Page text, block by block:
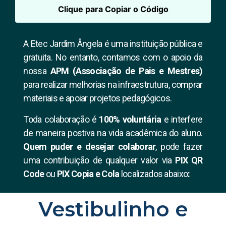
Clique para Copiar o Código
A Etec Jardim Ângela é uma instituição pública e
gratuita. No entanto, contamos com o apoio da
nossaAPM (Associação de Pais e Mestres)
para realizar melhorias na infraestrutura, comprar
materiais e apoiar projetos pedagógicos.
Toda colaboração é 100% voluntária e interfere
de maneira postiva na vida acadêmica do aluno.
Quem puder e desejar colaborar, pode fazer
uma contribuição de qualquer valor via PIX QR
Codeou PIX Copia e Cola localizados abaixo:
Vestibulinho e